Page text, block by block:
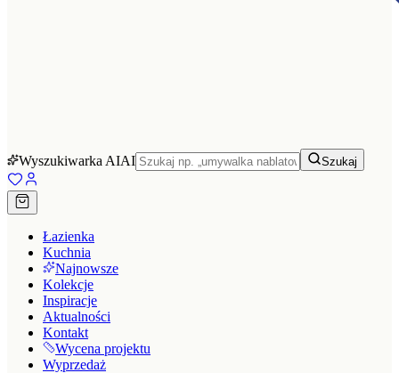
Wyszukiwarka AIAI Szukaj
Łazienka
Kuchnia
Najnowsze
Kolekcje
Inspiracje
Aktualności
Kontakt
Wycena projektu
Wyprzedaż